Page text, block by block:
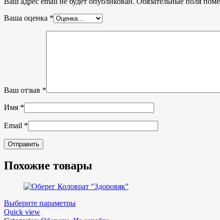
Ваша оценка *
Ваш отзыв *
Имя *
Email *
Похожие товары
Выберите параметры
Quick view